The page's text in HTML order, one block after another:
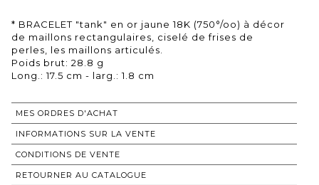
* BRACELET "tank" en or jaune 18K (750°/oo) à décor
de maillons rectangulaires, ciselé de frises de
perles, les maillons articulés.
Poids brut: 28.8 g
Long.: 17.5 cm - larg.: 1.8 cm
MES ORDRES D'ACHAT
INFORMATIONS SUR LA VENTE
CONDITIONS DE VENTE
RETOURNER AU CATALOGUE